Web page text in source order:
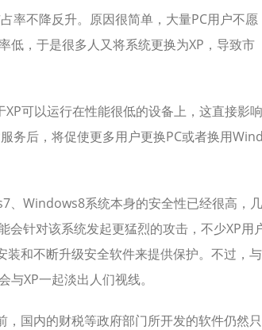
率不降反升。原因很简单，大量PC用户不愿
，于是很多人又将系统更换为XP，导致市
可以运行在性能很低的设备上，这直接影响
务后，将促使更多用户更换PC或者换用Wind
、Windows8系统本身的安全性已经很高，几
会针对该系统发起更猛烈的攻击，不少XP用
和不断升级安全软件来提供保护。不过，与
XP一起淡出人们视线。
，国内的财税等政府部门所开发的软件仍然只